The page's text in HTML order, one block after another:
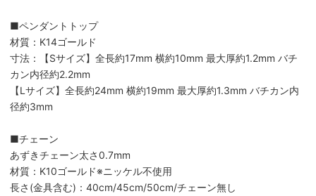
■ペンダントトップ
材質：K14ゴールド
寸法：【Sサイズ】全長約17mm 横約10mm 最大厚約1.2mm バチ
カン内径約2.2mm
【Lサイズ】全長約24mm 横約19mm 最大厚約1.3mm バチカン内
径約3mm
■チェーン
あずきチェーン太さ0.7mm
材質：K10ゴールド※ニッケル不使用
長さ(金具含む)：40cm/45cm/50cm/チェーン無し